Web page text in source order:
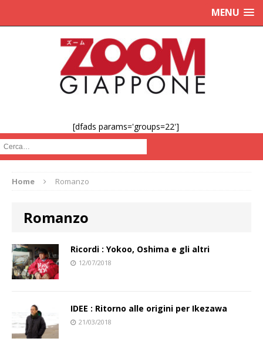
MENU
[dfads params='groups=22']
Cerca :
Home Romanzo
Romanzo
Ricordi : Yokoo, Oshima e gli altri
12/07/2018
IDEE : Ritorno alle origini per Ikezawa
21/03/2018